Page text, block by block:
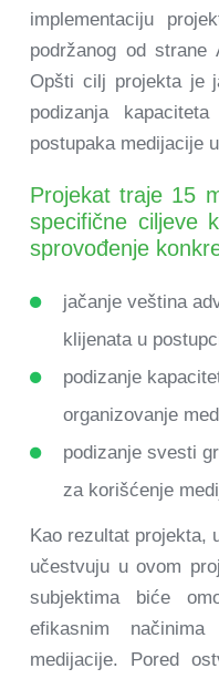
implementaciju
podržanog od strane
Opšti cilj projekta je
podizanja
postupaka medijacije
Projekat traje 15
specifične ciljeve
sprovođenje
jačanje veština
klijenata u
podizanje
organizovanje
podizanje svesti
za korišćenje
Kao rezultat projekta,
učestvuju u ovom
subjektima biće
efikasnim
medijacije. Pored